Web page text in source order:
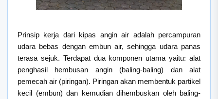
Prinsip kerja dari kipas angin air adalah percampuran
udara bebas dengan embun air, sehingga udara panas
terasa sejuk. Terdapat dua komponen utama yaitu: alat
penghasil hembusan angin (baling-baling) dan alat
pemecah air (piringan). Piringan akan membentuk partikel
kecil (embun) dan kemudian dihembuskan oleh baling-